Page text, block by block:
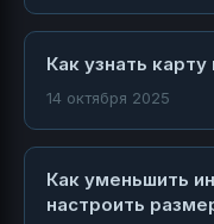
Как узнать
14 октября 2025
Как уменьшить
настроить